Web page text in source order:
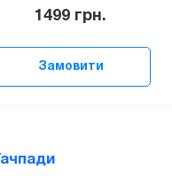
1499 грн.
Замовити